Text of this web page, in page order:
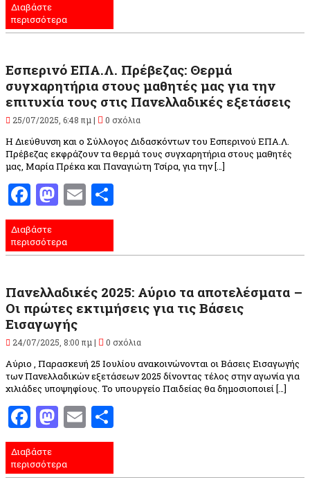
Διαβάστε
περισσότερα
Εσπερινό ΕΠΑ.Λ. Πρέβεζας: Θερμά
συγχαρητήρια στους μαθητές μας για την
επιτυχία τους στις Πανελλαδικές εξετάσεις
25/07/2025, 6:48 πμ | 0 σχόλια
Η Διεύθυνση και ο Σύλλογος Διδασκόντων του Εσπερινού ΕΠΑ.Λ.
Πρέβεζας εκφράζουν τα θερμά τους συγχαρητήρια στους μαθητές
μας, Μαρία Πρέκα και Παναγιώτη Τσίρα, για την […]
Facebook
Mastodon
Email
Διαβάστε
περισσότερα
Πανελλαδικές 2025: Αύριο τα αποτελέσματα –
Οι πρώτες εκτιμήσεις για τις Βάσεις
Εισαγωγής
24/07/2025, 8:00 πμ | 0 σχόλια
Αύριο , Παρασκευή 25 Ιουλίου ανακοινώνονται οι Βάσεις Εισαγωγής
των Πανελλαδικών εξετάσεων 2025 δίνοντας τέλος στην αγωνία για
χιλιάδες υποψηφίους. Το υπουργείο Παιδείας θα δημοσιοποιεί […]
Facebook
Mastodon
Email
Διαβάστε
περισσότερα